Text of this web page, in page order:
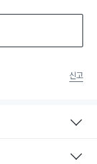
라 제조되어 식품 또
는 표시입니다.
신고